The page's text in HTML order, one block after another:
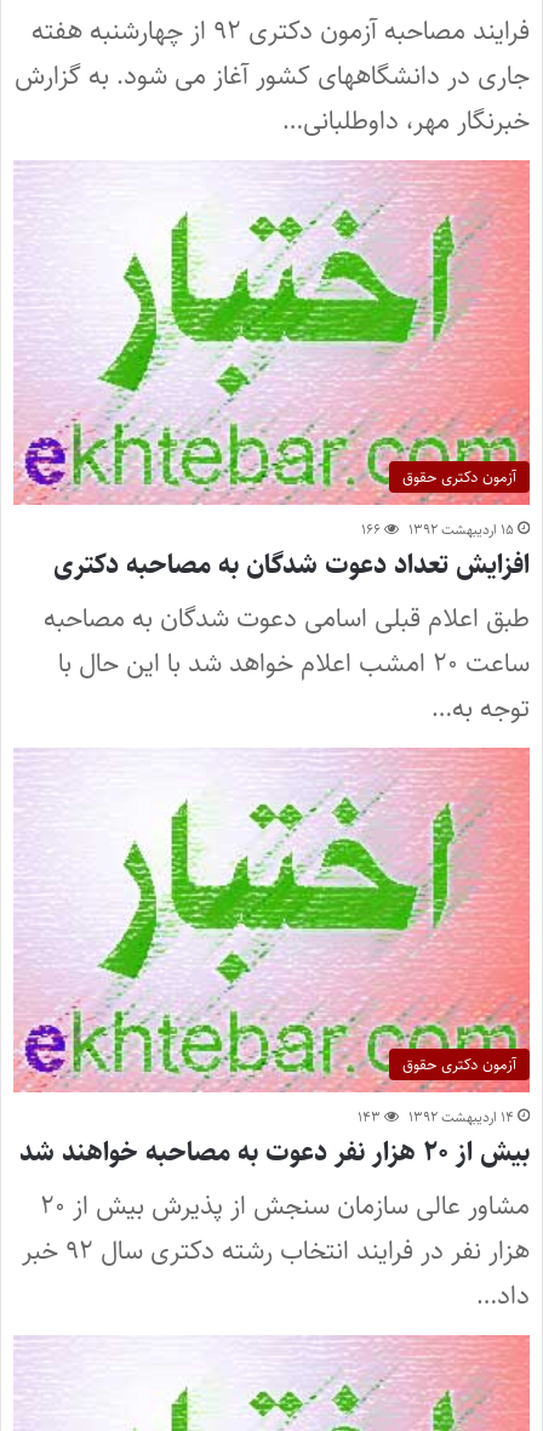
فرایند مصاحبه آزمون دکتری ۹۲ از چهارشنبه هفته
جاری در دانشگاههای کشور آغاز می شود. به گزارش
خبرنگار مهر، داوطلبانی…
آزمون دکتری حقوق
۱۵ اردیبهشت ۱۳۹۲ ۱۶۶
افزایش تعداد دعوت شدگان به مصاحبه دکتری
طبق اعلام قبلی اسامی دعوت شدگان به مصاحبه
ساعت ۲۰ امشب اعلام خواهد شد با این حال با
توجه به…
آزمون دکتری حقوق
۱۴ اردیبهشت ۱۳۹۲ ۱۴۳
بیش از ۲۰ هزار نفر دعوت به مصاحبه خواهند شد
مشاور عالی سازمان سنجش از پذیرش بیش از ۲۰
هزار نفر در فرایند انتخاب رشته دکتری سال ۹۲ خبر
داد…